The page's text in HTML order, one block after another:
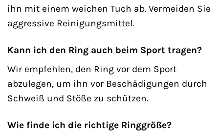
ihn mit einem weichen Tuch ab. Vermeiden Sie
aggressive Reinigungsmittel.
Kann ich den Ring auch beim Sport tragen?
Wir empfehlen, den Ring vor dem Sport
abzulegen, um ihn vor Beschädigungen durch
Schweiß und Stöße zu schützen.
Wie finde ich die richtige Ringgröße?